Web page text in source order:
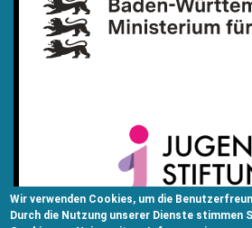
Wir verwenden Cookies, um die
Durch die Nutzung unserer Dienste stimmen